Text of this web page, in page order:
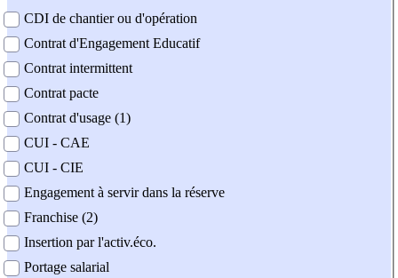
CDI de chantier ou d'opération
Contrat d'Engagement Educatif
Contrat intermittent
Contrat pacte
Contrat d'usage (1)
CUI - CAE
CUI - CIE
Engagement à servir dans la réserve
Franchise (2)
Insertion par l'activ.éco.
Portage salarial